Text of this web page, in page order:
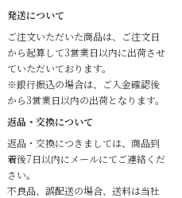
発送について
ご注文いただいた商品は、ご注文日
から起算して3営業日以内に出荷させ
ていただいております。
※銀行振込の場合は、ご入金確認後
から3営業日以内の出荷となります。
返品・交換について
返品・交換につきましては、商品到
着後7日以内にメールにてご連絡くだ
さい。
不良品、誤配送の場合、送料は当社